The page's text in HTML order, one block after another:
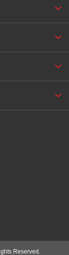
Reserved.